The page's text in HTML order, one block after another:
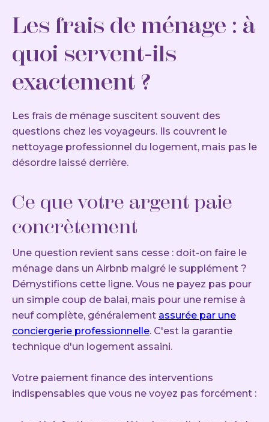
Les frais de ménage : à
quoi servent-ils
exactement ?
Les frais de ménage suscitent souvent des
questions chez les voyageurs. Ils couvrent le
nettoyage professionnel du logement, mais pas le
désordre laissé derrière.
Ce que votre argent paie
concrètement
Une question revient sans cesse : doit-on faire le
ménage dans un Airbnb malgré le supplément ?
Démystifions cette ligne. Vous ne payez pas pour
un simple coup de balai, mais pour une remise à
neuf complète, généralement assurée par une
conciergerie professionnelle. C'est la garantie
technique d'un logement assaini.
Votre paiement finance des interventions
indispensables que vous ne voyez pas forcément :